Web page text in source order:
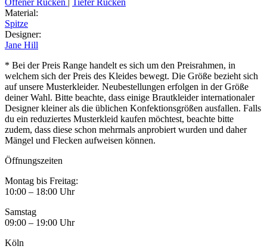
Offener Rücken | Tiefer Rücken
Material:
Spitze
Designer:
Jane Hill
* Bei der Preis Range handelt es sich um den Preisrahmen, in
welchem sich der Preis des Kleides bewegt. Die Größe bezieht sich
auf unsere Musterkleider. Neubestellungen erfolgen in der Größe
deiner Wahl. Bitte beachte, dass einige Brautkleider internationaler
Designer kleiner als die üblichen Konfektionsgrößen ausfallen. Falls
du ein reduziertes Musterkleid kaufen möchtest, beachte bitte
zudem, dass diese schon mehrmals anprobiert wurden und daher
Mängel und Flecken aufweisen können.
Öffnungszeiten
Montag bis Freitag:
10:00 – 18:00 Uhr
Samstag
09:00 – 19:00 Uhr
Köln